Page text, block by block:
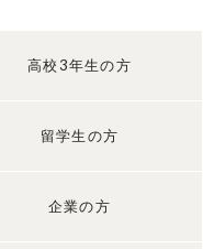
高校3年生の方
留学生の方
企業の方